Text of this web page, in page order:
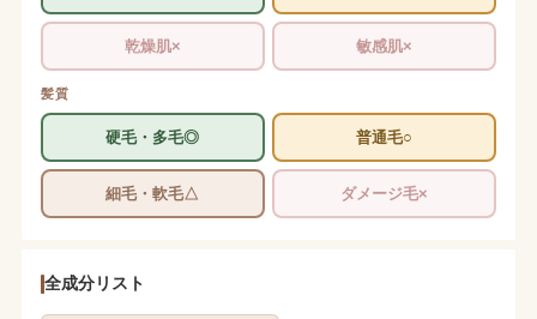
乾燥肌× 敏感肌×
髪質
硬毛・多毛◎ 普通毛○
細毛・軟毛△ ダメージ毛×
全成分リスト